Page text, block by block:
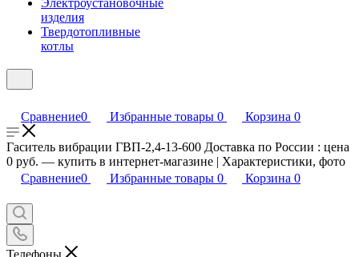
Электроустановочные
изделия
Твердотопливные
котлы
Сравнение0 Избранные товары 0 Корзина 0
Гаситель вибрации ГВП-2,4-13-600 Доставка по России : цена
0 руб. — купить в интернет-магазине | Характеристики, фото
Сравнение0 Избранные товары 0 Корзина 0
Телефоны